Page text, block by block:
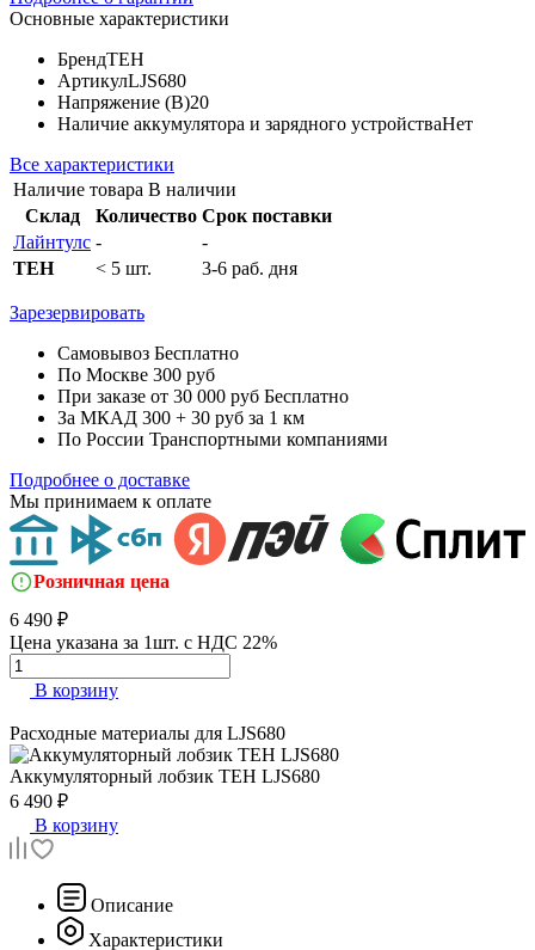
Основные характеристики
БрендTEH
АртикулLJS680
Напряжение (В)20
Наличие аккумулятора и зарядного устройстваНет
Все характеристики
Наличие товара В наличии
Склад
Количество Срок поставки
Лайнтулс -
-
TEH
< 5 шт. 3-6 раб. дня
Зарезервировать
Самовывоз Бесплатно
По Москве 300 руб
При заказе от 30 000 руб Бесплатно
За МКАД 300 + 30 руб за 1 км
По России Транспортными компаниями
Подробнее о доставке
Мы принимаем к оплате
Розничная цена
6 490 ₽
Цена указана за 1шт. с НДС 22%
В корзину
Расходные материалы для LJS680
Аккумуляторный лобзик TEH LJS680
6 490 ₽
В корзину
Описание
Характеристики